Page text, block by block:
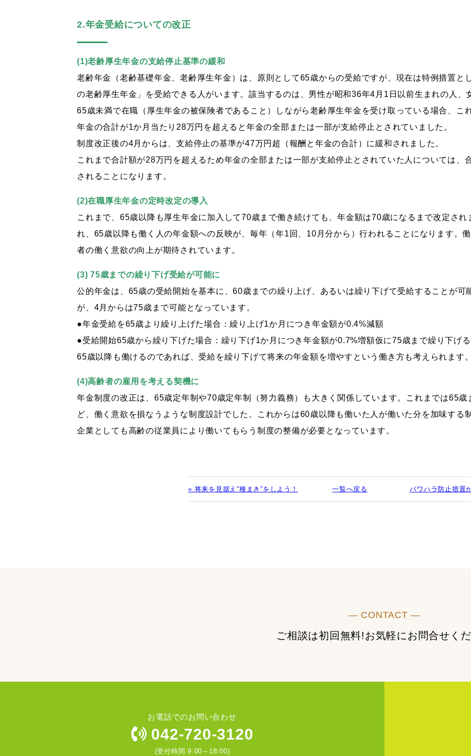
2.年金受給についての改正
(1)老齢厚生年金の支給停止基準の緩和
老齢年金（老齢基礎年金、老齢厚生年金）は、原則として65歳からの受給ですが、現在は特例措置と
の老齢厚生年金」を受給できる人がいます。該当するのは、男性が昭和36年4月1日以前生まれの人、
65歳未満で在職（厚生年金の被保険者であること）しながら老齢厚生年金を受け取っている場合、こ
年金の合計が1か月当たり28万円を超えると年金の全部または一部が支給停止とされていました。
制度改正後の4月からは、支給停止の基準が47万円超（報酬と年金の合計）に緩和されました。
これまで合計額が28万円を超えるため年金の全部または一部が支給停止とされていた人については、
されることになります。
(2)在職厚生年金の定時改定の導入
これまで、65歳以降も厚生年金に加入して70歳まで働き続けても、年金額は70歳になるまで改定さ
れ、65歳以降も働く人の年金額への反映が、毎年（年1回、10月分から）行われることになります。
者の働く意欲の向上が期待されています。
(3) 75歳までの繰り下げ受給が可能に
公的年金は、65歳の受給開始を基本に、60歳までの繰り上げ、あるいは繰り下げて受給することが可
が、4月からは75歳まで可能となっています。
●年金受給を65歳より繰り上げた場合：繰り上げ1か月につき年金額が0.4%減額
●受給開始65歳から繰り下げた場合：繰り下げ1か月につき年金額が0.7%増額仮に75歳まで繰り下げ
65歳以降も働けるのであれば、受給を繰り下げて将来の年金額を増やすという働き方も考えられます。
(4)高齢者の雇用を考える契機に
年金制度の改正は、65歳定年制や70歳定年制（努力義務）も大きく関係しています。これまでは65
ど、働く意欲を損なうような制度設計でした。これからは60歳以降も働いた人が働いた分を加味する
企業としても高齢の従業員により働いてもらう制度の整備が必要となっています。
« 将来を見据え“種まき”をしよう！ 一覧へ戻る バワハラ防止措置
― CONTACT ―
ご相談は初回無料! お気軽にお問合せく
お電話でのお問い合わせ
042-720-3120
(受付時間 9:00～18:00)